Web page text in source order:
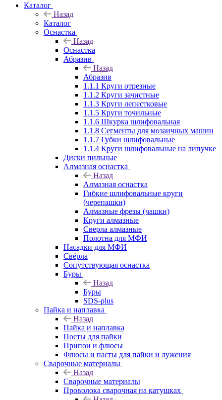
Каталог
Назад
Каталог
Оснастка
Назад
Оснастка
Абразив
Назад
Абразив
1.1.1 Круги отрезные
1.1.2 Круги зачистные
1.1.3 Круги лепестковые
1.1.5 Круги точильные
1.1.6 Шкурка шлифовальная
1.1.8 Сегменты для мозаичных машин
1.1.7 Губки шлифовальные
1.1.4 Круги шлифовальные на липучке
Диски пильные
Алмазная оснастка
Назад
Алмазная оснастка
Гибкие шлифовальные круги
(черепашки)
Алмазные фрезы (чашки)
Круги алмазные
Сверла алмазные
Полотна для МФИ
Насадки для МФИ
Свёрла
Сопутствующая оснастка
Буры
Назад
Буры
SDS-plus
Пайка и наплавка
Назад
Пайка и наплавка
Посты для пайки
Припои и флюсы
Флюсы и пасты для пайки и лужения
Сварочные материалы
Назад
Сварочные материалы
Проволока сварочная на катушках